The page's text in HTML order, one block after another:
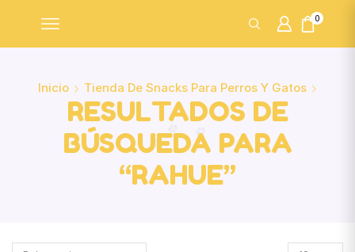
0
Inicio Tienda De Snacks Para Perros Y Gatos
RESULTADOS DE
BÚSQUEDA PARA
“RAHUE”